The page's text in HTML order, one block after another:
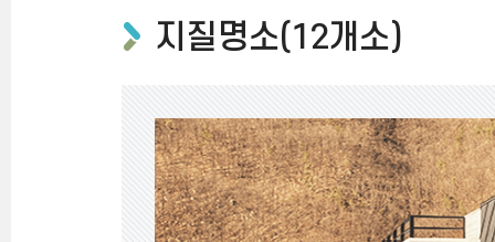
지질명소(12개소)